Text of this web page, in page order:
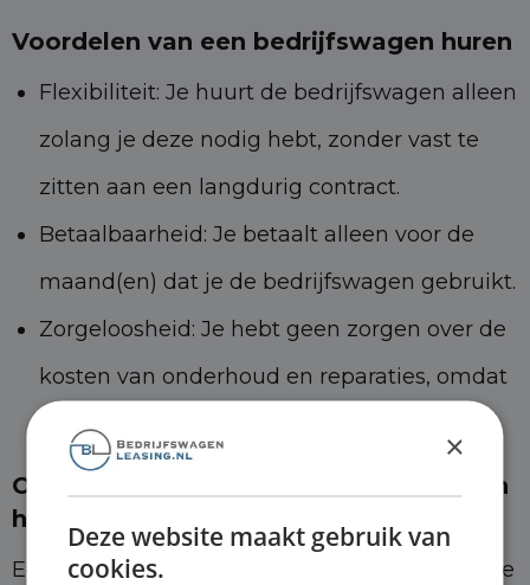
Voordelen van een bedrijfswagen huren
Flexibiliteit: Je huurt de bedrijfswagen alleen
zolang je deze nodig hebt, zonder vast te
zitten aan een langdurig contract.
Betaalbaarheid: Je betaalt alleen voor de
maand(en) dat je de bedrijfswagen gebruikt.
Zorgeloosheid: Je hebt geen zorgen over de
kosten van onderhoud en reparaties, omdat
deze zijn opgenomen in de huurprijs.
Operational lease versus bedrijfswagen
huren
Een andere optie om aan een bedrijfswagen te
×
Deze website maakt gebruik van
cookies.